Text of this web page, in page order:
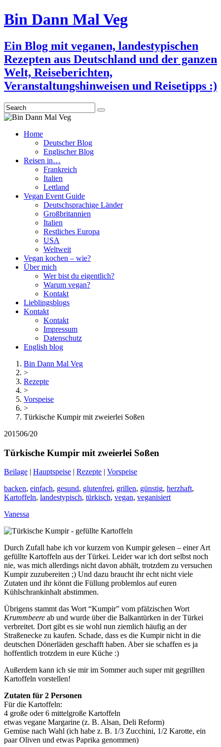
Bin Dann Mal Veg
Ein Blog mit veganen, landestypischen
Rezepten aus Deutschland und der ganzen
Welt, Reiseberichten,
Veranstaltungshinweisen und Reisetipps :)
Search
Home
Deutscher Blog
Englischer Blog
Reisen in…
Frankreich
Italien
Lettland
Vegan Event Guide
Deutschsprachige Länder
Großbritannien
Italien
Restliches Europa
USA
Weltweit
Vegan kochen – wie?
Über mich
Wer bist du eigentlich?
Warum vegan?
Kontakt
Lieblingsblogs
Kontakt
Kontakt
Impressum
Datenschutz
English blog
Bin Dann Mal Veg
>
Rezepte
>
Vorspeise
>
Türkische Kumpir mit zweierlei Soßen
201506/20
Türkische Kumpir mit zweierlei Soßen
Beilage | Hauptspeise | Rezepte | Vorspeise
backen, einfach, gesund, glutenfrei, grillen, günstig, herzhaft,
Kartoffeln, landestypisch, türkisch, vegan, veganisiert
Vanessa
Durch Zufall habe ich vor kurzem von Kumpir gelesen – einer Art
gefüllte Kartoffeln aus der Türkei. Leider war ich dort selbst noch
nie, was mich allerdings nicht davon abhält, trotzdem zu versuchen
Kumpir zuzubereiten ;) Und dazu braucht ihr echt nicht viele
Zutaten und ihr könnt die Füllung problemlos auf euren
Kühlschrankinhalt abstimmen.
Übrigens stammt das Wort “Kumpir” vom pfälzischen Wort
Krummbeere ab und wurde über die Balkantürken in der Türkei
verbreitet. Dort gibt es sie wohl nun ziemlich häufig an der
Straßenecke zu kaufen. Schade, dass es die Kumpir nicht in die
deutschen Dönerläden geschafft haben. Aber sie schaffen es ja
hoffentlich trotzdem in eure Küche :)
Außerdem kann ich sie mir im Sommer auch super mit gegrillten
Kartoffeln vorstellen!
Zutaten für 2 Personen
Für die Kartoffeln:
4 große oder 6 mittelgroße Kartoffeln
etwas vegane Margarine (z. B. Alsan, Deli Reform)
Gemüse nach Wahl (ich habe z. B. 1/3 Zucchini, 1/2 Karotte, ein
paar Oliven und etwas Paprika genommen)